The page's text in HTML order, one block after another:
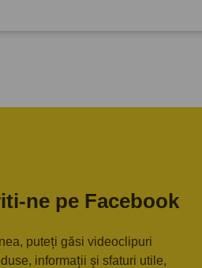
ne pe Facebook
puteți găsi videoclipuri
informații și sfaturi utile,